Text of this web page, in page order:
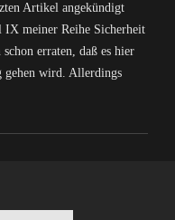
Artikel angekündigt
IX meiner Reihe Sicherheit
erraten, daß es hier
gehen wird. Allerdings